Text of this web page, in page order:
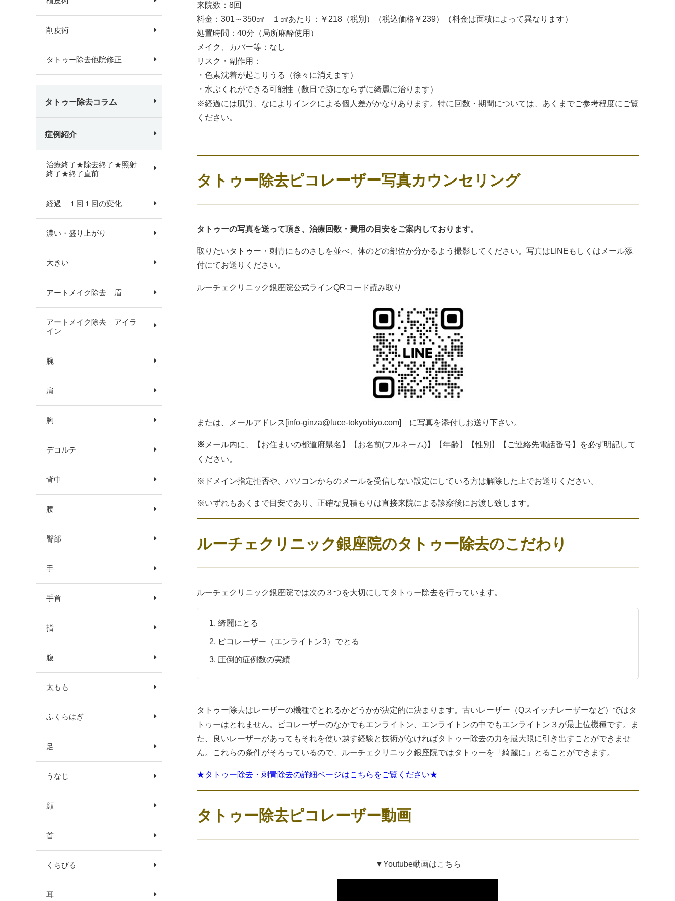
来院数：8回
料金：301～350㎠ １㎠あたり：￥218（税別）（税込価格￥239）（料金は面積によって異なります）
処置時間：40分（局所麻酔使用）
メイク、カバー等：なし
リスク・副作用：
・色素沈着が起こりうる（徐々に消えます）
・水ぶくれができる可能性（数日で跡にならずに綺麗に治ります）
※経過には肌質、なによりインクによる個人差がかなりあります。特に回数・期間については、あくまでご参考程度にご覧
ください。
タトゥー除去ピコレーザー写真カウンセリング
タトゥーの写真を送って頂き、治療回数・費用の目安をご案内しております。
取りたいタトゥー・刺青にものさしを並べ、体のどの部位か分かるよう撮影してください。写真はLINEもしくはメール添
付にてお送りください。
ルーチェクリニック銀座院公式ラインQRコード読み取り
または、メールアドレス[info-ginza@luce-tokyobiyo.com] に写真を添付しお送り下さい。
※ メール内に、【お住まいの都道府県名】【お名前(フルネーム)】【年齢】【性別】【ご連絡先電話番号】を必ず明記して
ください。
※ドメイン指定拒否や、パソコンからのメールを受信しない設定にしている方は解除した上でお送りください。
※いずれもあくまで目安であり、正確な見積もりは直接来院による診察後にお渡し致します。
ルーチェクリニック銀座院のタトゥー除去のこだわり
ルーチェクリニック銀座院では次の３つを大切にしてタトゥー除去を行っています。
綺麗にとる
ピコレーザー（エンライトン3）でとる
圧倒的症例数の実績
タトゥー除去はレーザーの機種でとれるかどうかが決定的に決まります。古いレーザー（Qスイッチレーザーなど）ではタ
トゥーはとれません。ピコレーザーのなかでもエンライトン、エンライトンの中でもエンライトン３が最上位機種です。ま
た、良いレーザーがあってもそれを使い越す経験と技術がなければタトゥー除去の力を最大限に引き出すことができませ
ん。これらの条件がそろっているので、ルーチェクリニック銀座院ではタトゥーを「綺麗に」とることができます。
★タトゥー除去・刺青除去の詳細ページはこちらをご覧ください★
タトゥー除去ピコレーザー動画
▼Youtube動画はこちら
削皮術
タトゥー除去他院修正
タトゥー除去コラム
症例紹介
治療終了★除去終了★照射
終了★終了直前
経過 １回１回の変化
濃い・盛り上がり
大きい
アートメイク除去 眉
アートメイク除去 アイラ
イン
腕
肩
胸
デコルテ
背中
腰
臀部
手
手首
指
腹
太もも
ふくらはぎ
足
うなじ
顔
首
くちびる
耳